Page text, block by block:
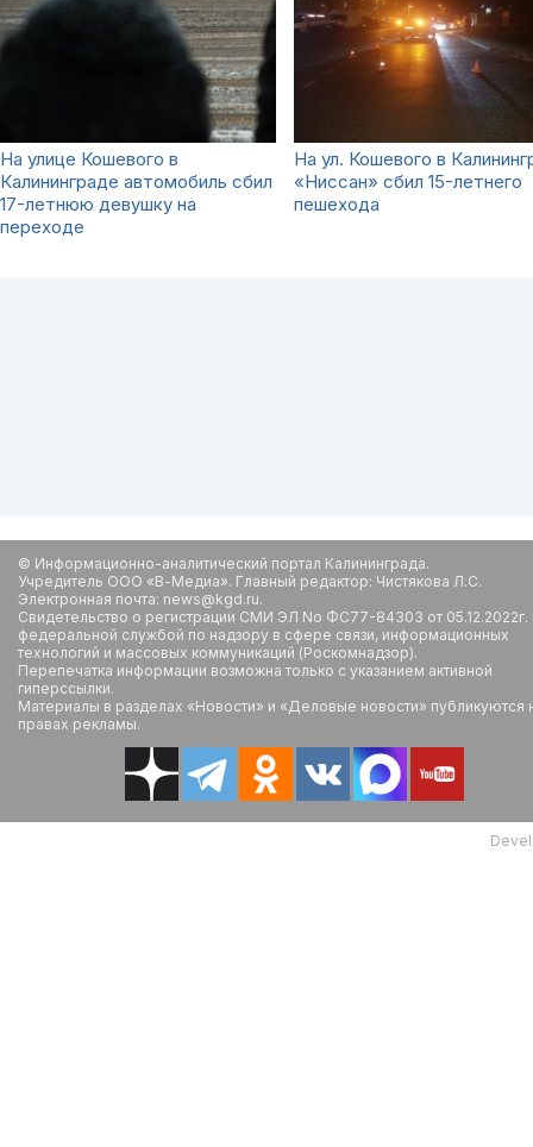
На улице Кошевого в
Калининграде автомобиль сбил
17-летнюю девушку на
переходе
На ул. Кошевого в
«Ниссан» сбил 15-летнего
пешехода
© Информационно-аналитический портал Калининграда.
Учредитель ООО «В-Медиа». Главный редактор: Чистякова Л.С.
Электронная почта: news@kgd.ru.
Свидетельство о регистрации СМИ ЭЛ No ФС77-84303 от
федеральной службой по надзору в сфере связи, информационных
технологий и массовых коммуникаций (Роскомнадзор).
Перепечатка информации возможна только с указанием активной
гиперссылки.
Материалы в разделах «Новости» и «Деловые новости» публикуются
правах рекламы.